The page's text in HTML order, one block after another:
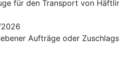
für den Transport von
Aufträge oder